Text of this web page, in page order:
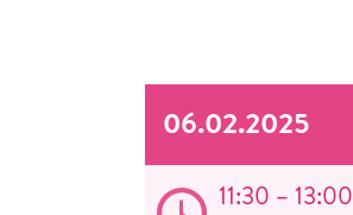
06.02.2025
11:30 – 13:00